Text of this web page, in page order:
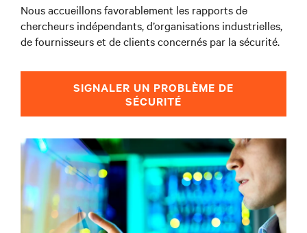
Nous accueillons favorablement les rapports de
chercheurs indépendants, d’organisations industrielles,
de fournisseurs et de clients concernés par la sécurité.
SIGNALER UN PROBLÈME DE
SÉCURITÉ